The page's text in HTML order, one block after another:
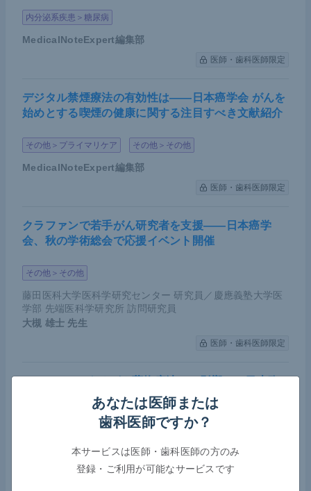
内分泌系疾患＞糖尿病
MedicalNoteExpert編集部
医師・歯科医師限定
デジタル禁煙療法の有効性は――日本癌学会 がんを
始めとする喫煙の健康に関する注目すべき文献紹介
その他＞プライマリケア その他＞その他
MedicalNoteExpert編集部
医師・歯科医師限定
クラファンで若手がん研究者を支援――日本癌学
会、秋の学術総会で応援イベント開催
その他＞その他
藤田医科大学医科学研究センター 研究員／慶應義塾大学医
学部 先端医科学研究所 訪問研究員
大槻 雄士 先生
医師・歯科医師限定
床腫瘍学会が第7波における実態調査の結果を報告
腫瘍（オンコロジー）＞その他 感染症＞ウイルス性
その他＞緩和ケア
MedicalNoteExpert編集部
あなたは医師または
歯科医師ですか？
本サービスは医師・歯科医師の方のみ
登録・ご利用が可能なサービスです